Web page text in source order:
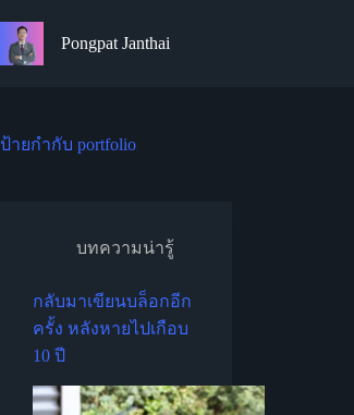
to
content
Pongpat Janthai
ป้ายกำกับ portfolio
บทความน่ารู้
กลับมาเขียนบล็อกอีก
ครั้ง หลังหายไปเกือบ
10 ปี